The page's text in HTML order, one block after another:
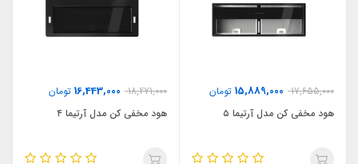
17,655,000
15,889,000 تومان
هود مخفی کن مدل آرتیما ۵
18,271,000
16,443,000 تومان
هود مخفی کن مدل آرتیما ۴